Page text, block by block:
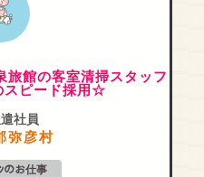
旅館の客室清掃スタッフ
スピード採用☆
社員
弥彦村
のお仕事